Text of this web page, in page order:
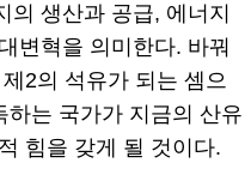
의 생산과 공급, 에너지
변혁을 의미한다. 바꿔
2의 석유가 되는 셈으
하는 국가가 지금의 산유
힘을 갖게 될 것이다.